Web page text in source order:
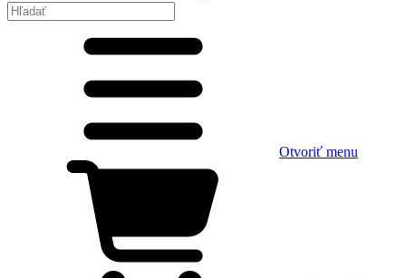
Otvoriť menu